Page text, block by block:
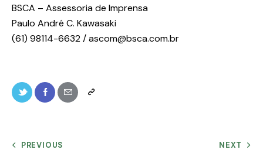
BSCA – Assessoria de Imprensa
Paulo André C. Kawasaki
(61) 98114-6632 / ascom@bsca.com.br
PREVIOUS NEXT